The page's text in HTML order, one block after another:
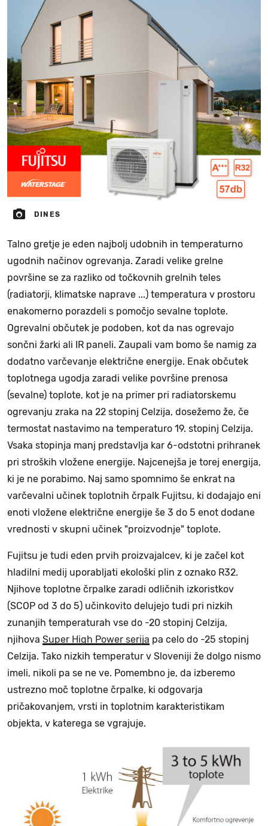
DINES
Talno gretje je eden najbolj udobnih in temperaturno
ugodnih načinov ogrevanja. Zaradi velike grelne
površine se za razliko od točkovnih grelnih teles
(radiatorji, klimatske naprave ...) temperatura v prostoru
enakomerno porazdeli s pomočjo sevalne toplote.
Ogrevalni občutek je podoben, kot da nas ogrevajo
sončni žarki ali IR paneli. Zaupali vam bomo še namig za
dodatno varčevanje električne energije. Enak občutek
toplotnega ugodja zaradi velike površine prenosa
(sevalne) toplote, kot je na primer pri radiatorskemu
ogrevanju zraka na 22 stopinj Celzija, dosežemo že, če
termostat nastavimo na temperaturo 19. stopinj Celzija.
Vsaka stopinja manj predstavlja kar 6-odstotni prihranek
pri stroških vložene energije. Najcenejša je torej energija,
ki je ne porabimo. Naj samo spomnimo še enkrat na
varčevalni učinek toplotnih črpalk Fujitsu, ki dodajajo eni
enoti vložene električne energije še 3 do 5 enot dodane
vrednosti v skupni učinek "proizvodnje" toplote.
Fujitsu je tudi eden prvih proizvajalcev, ki je začel kot
hladilni medij uporabljati ekološki plin z oznako R32.
Njihove toplotne črpalke zaradi odličnih izkoristkov
(SCOP od 3 do 5) učinkovito delujejo tudi pri nizkih
zunanjih temperaturah vse do -20 stopinj Celzija,
njihova Super High Power serija pa celo do -25 stopinj
Celzija. Tako nizkih temperatur v Sloveniji že dolgo nismo
imeli, nikoli pa se ne ve. Pomembno je, da izberemo
ustrezno moč toplotne črpalke, ki odgovarja
pričakovanjem, vrsti in toplotnim karakteristikam
objekta, v katerega se vgrajuje.